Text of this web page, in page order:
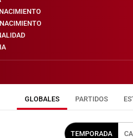
GLOBALES PARTIDOS
TEMPORADA